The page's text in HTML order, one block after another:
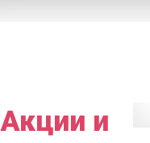
Акции и